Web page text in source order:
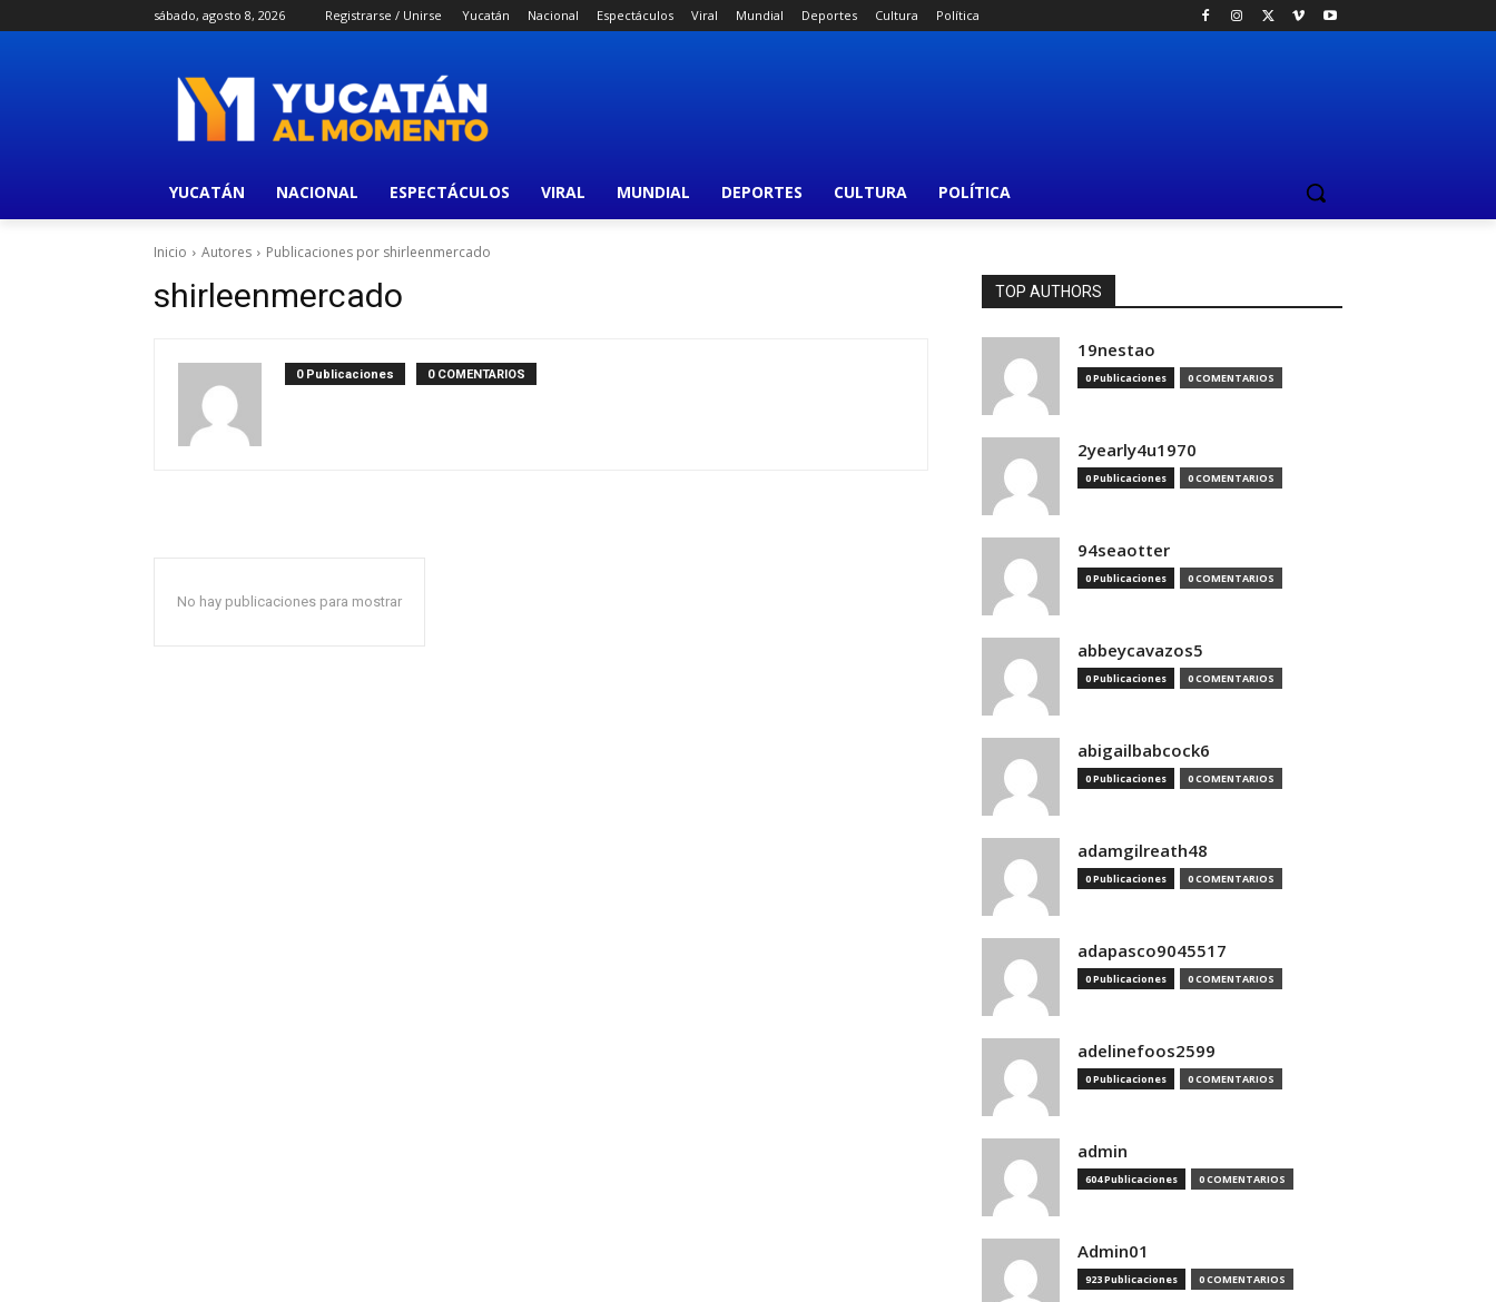
sábado, agosto 8, 2026 Registrarse / Unirse Yucatán Nacional Espectáculos Viral Mundial Deportes Cultura Política
YUCATÁN NACIONAL ESPECTÁCULOS VIRAL MUNDIAL DEPORTES CULTURA POLÍTICA
Inicio Autores Publicaciones por shirleenmercado
shirleenmercado
0 Publicaciones 0 COMENTARIOS
No hay publicaciones para mostrar
TOP AUTHORS
19nestao
0 Publicaciones 0 COMENTARIOS
2yearly4u1970
0 Publicaciones 0 COMENTARIOS
94seaotter
0 Publicaciones 0 COMENTARIOS
abbeycavazos5
0 Publicaciones 0 COMENTARIOS
abigailbabcock6
0 Publicaciones 0 COMENTARIOS
adamgilreath48
0 Publicaciones 0 COMENTARIOS
adapasco9045517
0 Publicaciones 0 COMENTARIOS
adelinefoos2599
0 Publicaciones 0 COMENTARIOS
admin
604 Publicaciones 0 COMENTARIOS
Admin01
923 Publicaciones 0 COMENTARIOS